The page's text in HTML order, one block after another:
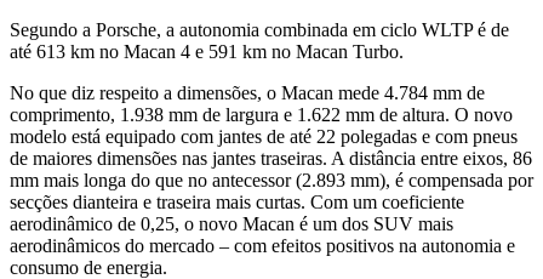
Segundo a Porsche, a autonomia combinada em ciclo WLTP é de
até 613 km no Macan 4 e 591 km no Macan Turbo.
No que diz respeito a dimensões, o Macan mede 4.784 mm de
comprimento, 1.938 mm de largura e 1.622 mm de altura. O novo
modelo está equipado com jantes de até 22 polegadas e com pneus
de maiores dimensões nas jantes traseiras. A distância entre eixos, 86
mm mais longa do que no antecessor (2.893 mm), é compensada por
secções dianteira e traseira mais curtas. Com um coeficiente
aerodinâmico de 0,25, o novo Macan é um dos SUV mais
aerodinâmicos do mercado – com efeitos positivos na autonomia e
consumo de energia.